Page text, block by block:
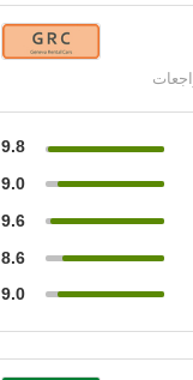
9.8
9.0
9.6
8.6
9.0